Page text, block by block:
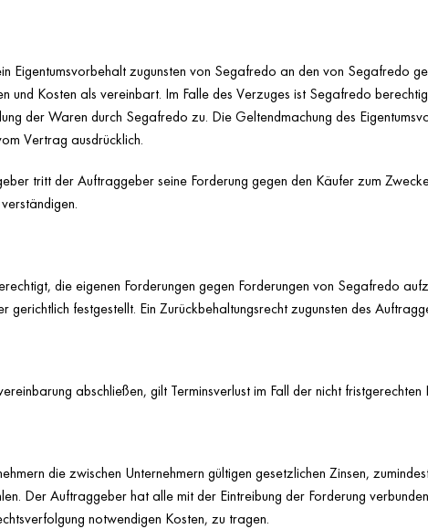
Eigentumsvorbehalt zugunsten von Segafredo an den von Segafredo
und Kosten als vereinbart. Im Falle des Verzuges ist Segafredo
der Waren durch Segafredo zu. Die Geltendmachung des
Vertrag ausdrücklich.
tritt der Auftraggeber seine Forderung gegen den Käufer zum
die eigenen Forderungen gegen Forderungen von Segafredo
festgestellt. Ein Zurückbehaltungsrecht zugunsten des
abschließen, gilt Terminsverlust im Fall der nicht
die zwischen Unternehmern gültigen gesetzlichen Zinsen,
Der Auftraggeber hat alle mit der Eintreibung der Forderung
notwendigen Kosten, zu tragen.